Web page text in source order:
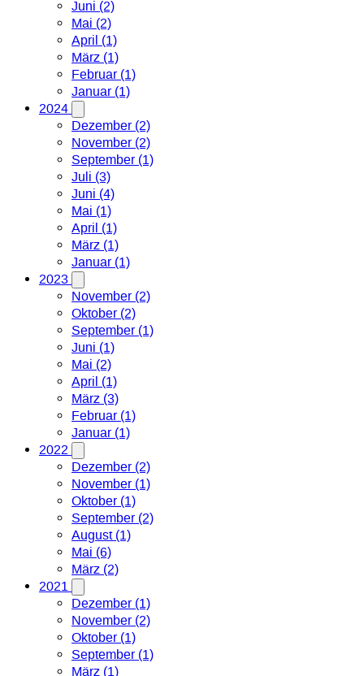
Juni (2)
Mai (2)
April (1)
März (1)
Februar (1)
Januar (1)
2024
Dezember (2)
November (2)
September (1)
Juli (3)
Juni (4)
Mai (1)
April (1)
März (1)
Januar (1)
2023
November (2)
Oktober (2)
September (1)
Juni (1)
Mai (2)
April (1)
März (3)
Februar (1)
Januar (1)
2022
Dezember (2)
November (1)
Oktober (1)
September (2)
August (1)
Mai (6)
März (2)
2021
Dezember (1)
November (2)
Oktober (1)
September (1)
März (1)